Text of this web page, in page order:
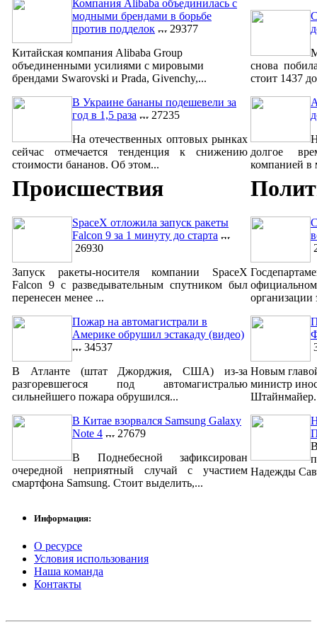
Компания Alibaba объединилась с
модными брендами в борьбе
против подделок
29377
Китайская компания Alibaba Group
объединенными усилиями с мировыми
брендами Swarovski и Prada, Givenchy,...
В Украине бананы подешевели за
год в 1,5 раза
27235
На отечественных оптовых рынках
сейчас отмечается тенденция к снижению
стоимости бананов. Об этом...
снова
стоит 1437
долгое
компанией в
Происшествия
SpaceX отложила запуск ракеты
Falcon 9 за 1 минуту до старта
26930
Запуск ракеты-носителя компании SpaceX
Falcon 9 с разведывательным спутником был
перенесен менее ...
Пожар на автомагистрали в
Америке обрушил эстакаду (видео)
34537
В Атланте (штат Джорджия, США) из-за
разгоревшегося под автомагистралью
сильнейшего пожара обрушился...
В Китае взорвался Samsung Galaxy
Note 4
27679
В Поднебесной зафиксирован
очередной неприятный случай с участием
смартфона Samsung. Стоит выделить,...
организации
Новым
министр
Надежды
Информация:
О ресурсе
Условия использования
Наша команда
Контакты